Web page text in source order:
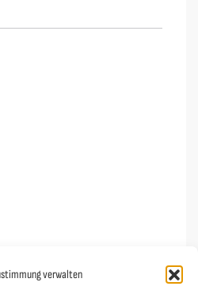
verwalten